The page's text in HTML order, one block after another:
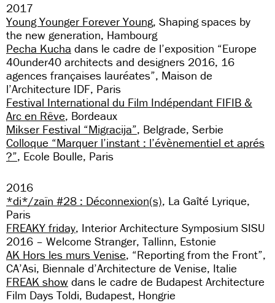
2017
Young Younger Forever Young, Shaping spaces by
the new generation, Hambourg
Pecha Kucha dans le cadre de l’exposition “Europe
40under40 architects and designers 2016, 16
agences françaises lauréates”, Maison de
l’Architecture IDF, Paris
Festival International du Film Indépendant FIFIB &
Arc en Rêve, Bordeaux
Mikser Festival “Migracija”, Belgrade, Serbie
Colloque “Marquer l’instant : l’évènementiel et aprés
?”, Ecole Boulle, Paris
2016
*di*/zaïn #28 : Déconnexion(s), La Gaîté Lyrique,
Paris
FREAKY friday, Interior Architecture Symposium SISU
2016 – Welcome Stranger, Tallinn, Estonie
AK Hors les murs Venise, “Reporting from the Front”,
CA’Asi, Biennale d’Architecture de Venise, Italie
FREAK show dans le cadre de Budapest Architecture
Film Days Toldi, Budapest, Hongrie